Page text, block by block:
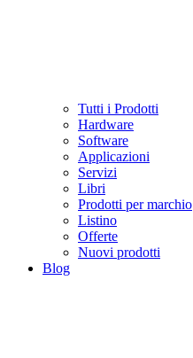
Tutti i Prodotti
Hardware
Software
Applicazioni
Servizi
Libri
Prodotti per marchio
Listino
Offerte
Nuovi prodotti
Blog